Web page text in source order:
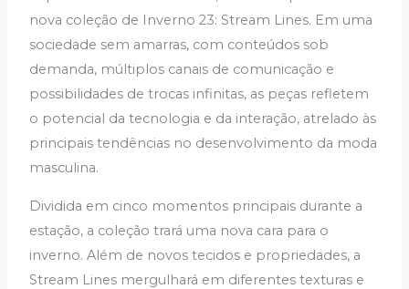
nova coleção de Inverno 23: Stream Lines. Em uma
sociedade sem amarras, com conteúdos sob
demanda, múltiplos canais de comunicação e
possibilidades de trocas infinitas, as peças refletem
o potencial da tecnologia e da interação, atrelado às
principais tendências no desenvolvimento da moda
masculina.
Dividida em cinco momentos principais durante a
estação, a coleção trará uma nova cara para o
inverno. Além de novos tecidos e propriedades, a
Stream Lines mergulhará em diferentes texturas e